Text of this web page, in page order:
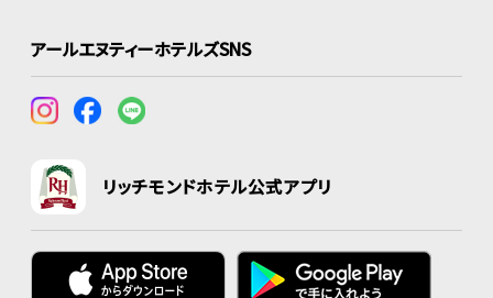
アールエヌティーホテルズSNS
リッチモンドホテル公式アプリ